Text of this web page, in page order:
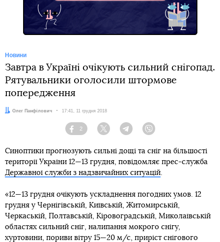
Новини
Завтра в Україні очікують сильний снігопад.
Рятувальники оголосили штормове
попередження
Автор:
Олег Панфілович Дата:
17:41, 11 грудня 2018
Facebook
2
Twitter TelegramViber
Синоптики прогнозують сильні дощі та сніг на більшості
території України 12—13 грудня, повідомляє прес-служба
Державної служби з надзвичайних ситуацій
«12—13 грудня очікують ускладнення погодних умов. 12
грудня у Чернігівській, Київській, Житомирській,
Черкаській, Полтавській, Кіровоградській, Миколаївській
областях сильний сніг, налипання мокрого снігу,
хуртовини, пориви вітру 15—20 м/с, приріст снігового